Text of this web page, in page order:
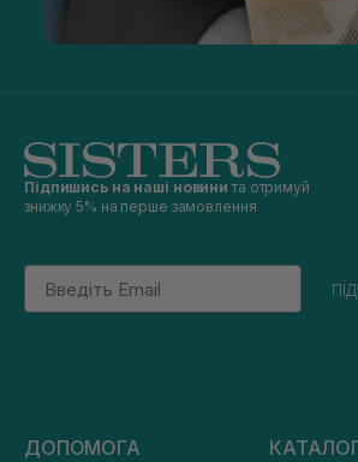
Підпишись на наші новини та отримуй
знижку 5% на перше замовлення
Email
ДОПОМОГА